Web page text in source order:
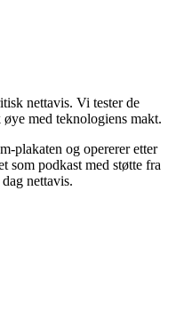
nettavis. Vi tester de
med teknologiens makt.
plakaten og opererer etter
som podkast med støtte fra
nettavis.